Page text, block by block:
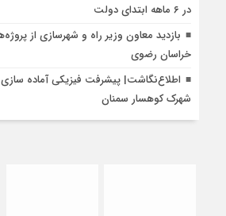
در ۶ ماهه ابتدای دولت
بازدید معاون وزیر راه و شهرسازی از
خراسان رضوی
شهرک کوهسار سمنان